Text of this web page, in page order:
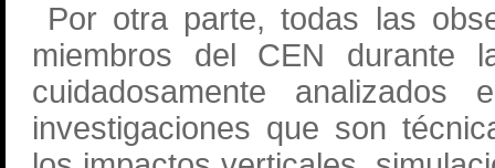
Por otra parte, todas las
miembros del CEN durante
cuidadosamente analizados
investigaciones que son